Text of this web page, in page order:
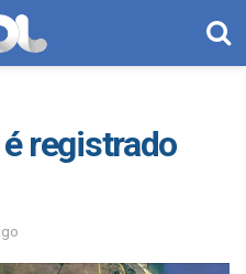
registrado